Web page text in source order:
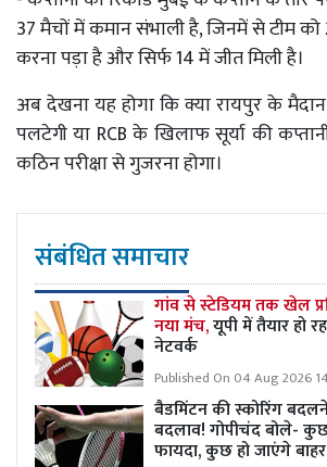
37 मैचों में कमान संभाली है, जिनमें से टीम को
करना पड़ा है और सिर्फ 14 में जीत मिली है।
अब देखना यह होगा कि क्या रायपुर के
पलटेगी या RCB के खिलाफ सूर्या की
कठिन परीक्षा से गुजरना होगा।
संबंधित समाचार
गांव से स्टेडियम तक खेल
नया मंच,यूपी में तैयार हो
नेटवर्क
Published On 04 Aug 2026
बैडमिंटन की स्कोरिंग
बदलाव! गोपीचंद बोले-
फायदा, कुछ हो जाएंगे बाहर